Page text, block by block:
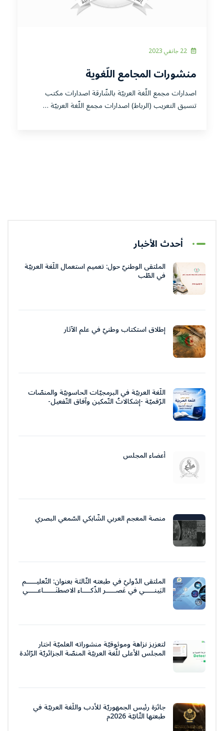
منشورات المجامع اللّغوية
اصدارات مجمع اللّغة العربيّة بالشّارقة اصدارات مكتب
تنسيق التعريب (الرباط) اصدارات مجمع اللّغة العربيّة …
أحدث الأخبار
الملتقى الوطنيّ حول: تعميم استعمال اللّغة العربيّة
في الطّب
إطلاق استكتاب وطنيّ في علم الآثار
اللّغة العربيّة في البرمجيّات الحاسوبيّة والمنصّات
الرّقميّة -إشكالاتُ التّمكين وآفاق التّفعيل-
أعضاء المجلس
منصة المعجم العربي الشّابكي السّمعي البصري
الملتقى الدّوليّ في طبعته الثّالثة بعنوان: التّعليـــــم
البَينـــــي في عَصـــــر الذّكــــاء الاصطنَــــــاعـــــي
لتعزيز نزاهة وموثوقيّة منشوراته العلميّة اختار
المجلس الأعلى للّغة العربيّة المنصّة الجزائريّة الرّائدة
جائزة رئيس الجمهوريّة للأدب واللّغة العربيّة في
طبعتها الثّانيّة 2026م